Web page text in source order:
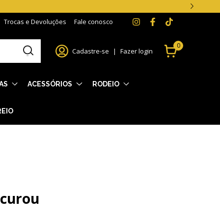
Trocas e Devoluções Fale conosco
Cadastre-se | Fazer login
0
ACESSÓRIOS RODEIO